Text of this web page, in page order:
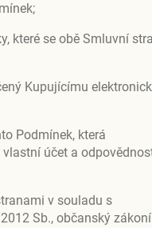
které se obě Smluvní
Kupujícímu
Podmínek, která
účet a
v souladu s
Sb., občanský